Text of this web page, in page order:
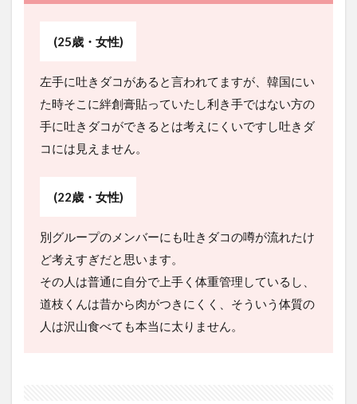
(25歳・女性)
左手に吐きダコがあると言われてますが、韓国にい
た時そこに絆創膏貼っていたし利き手ではない方の
手に吐きダコができるとは考えにくいですし吐きダ
コには見えません。
(22歳・女性)
別グループのメンバーにも吐きダコの噂が流れたけ
ど考えすぎだと思います。
その人は普通に自分で上手く体重管理しているし、
道枝くんは昔から肉がつきにくく、そういう体質の
人は沢山食べても本当に太りません。